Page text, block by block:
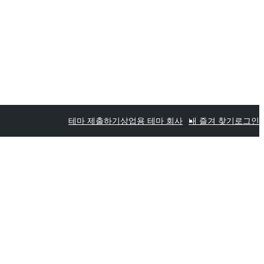
테마 제출하기상업용 테마 회사 내 즐겨 찾기 로그인